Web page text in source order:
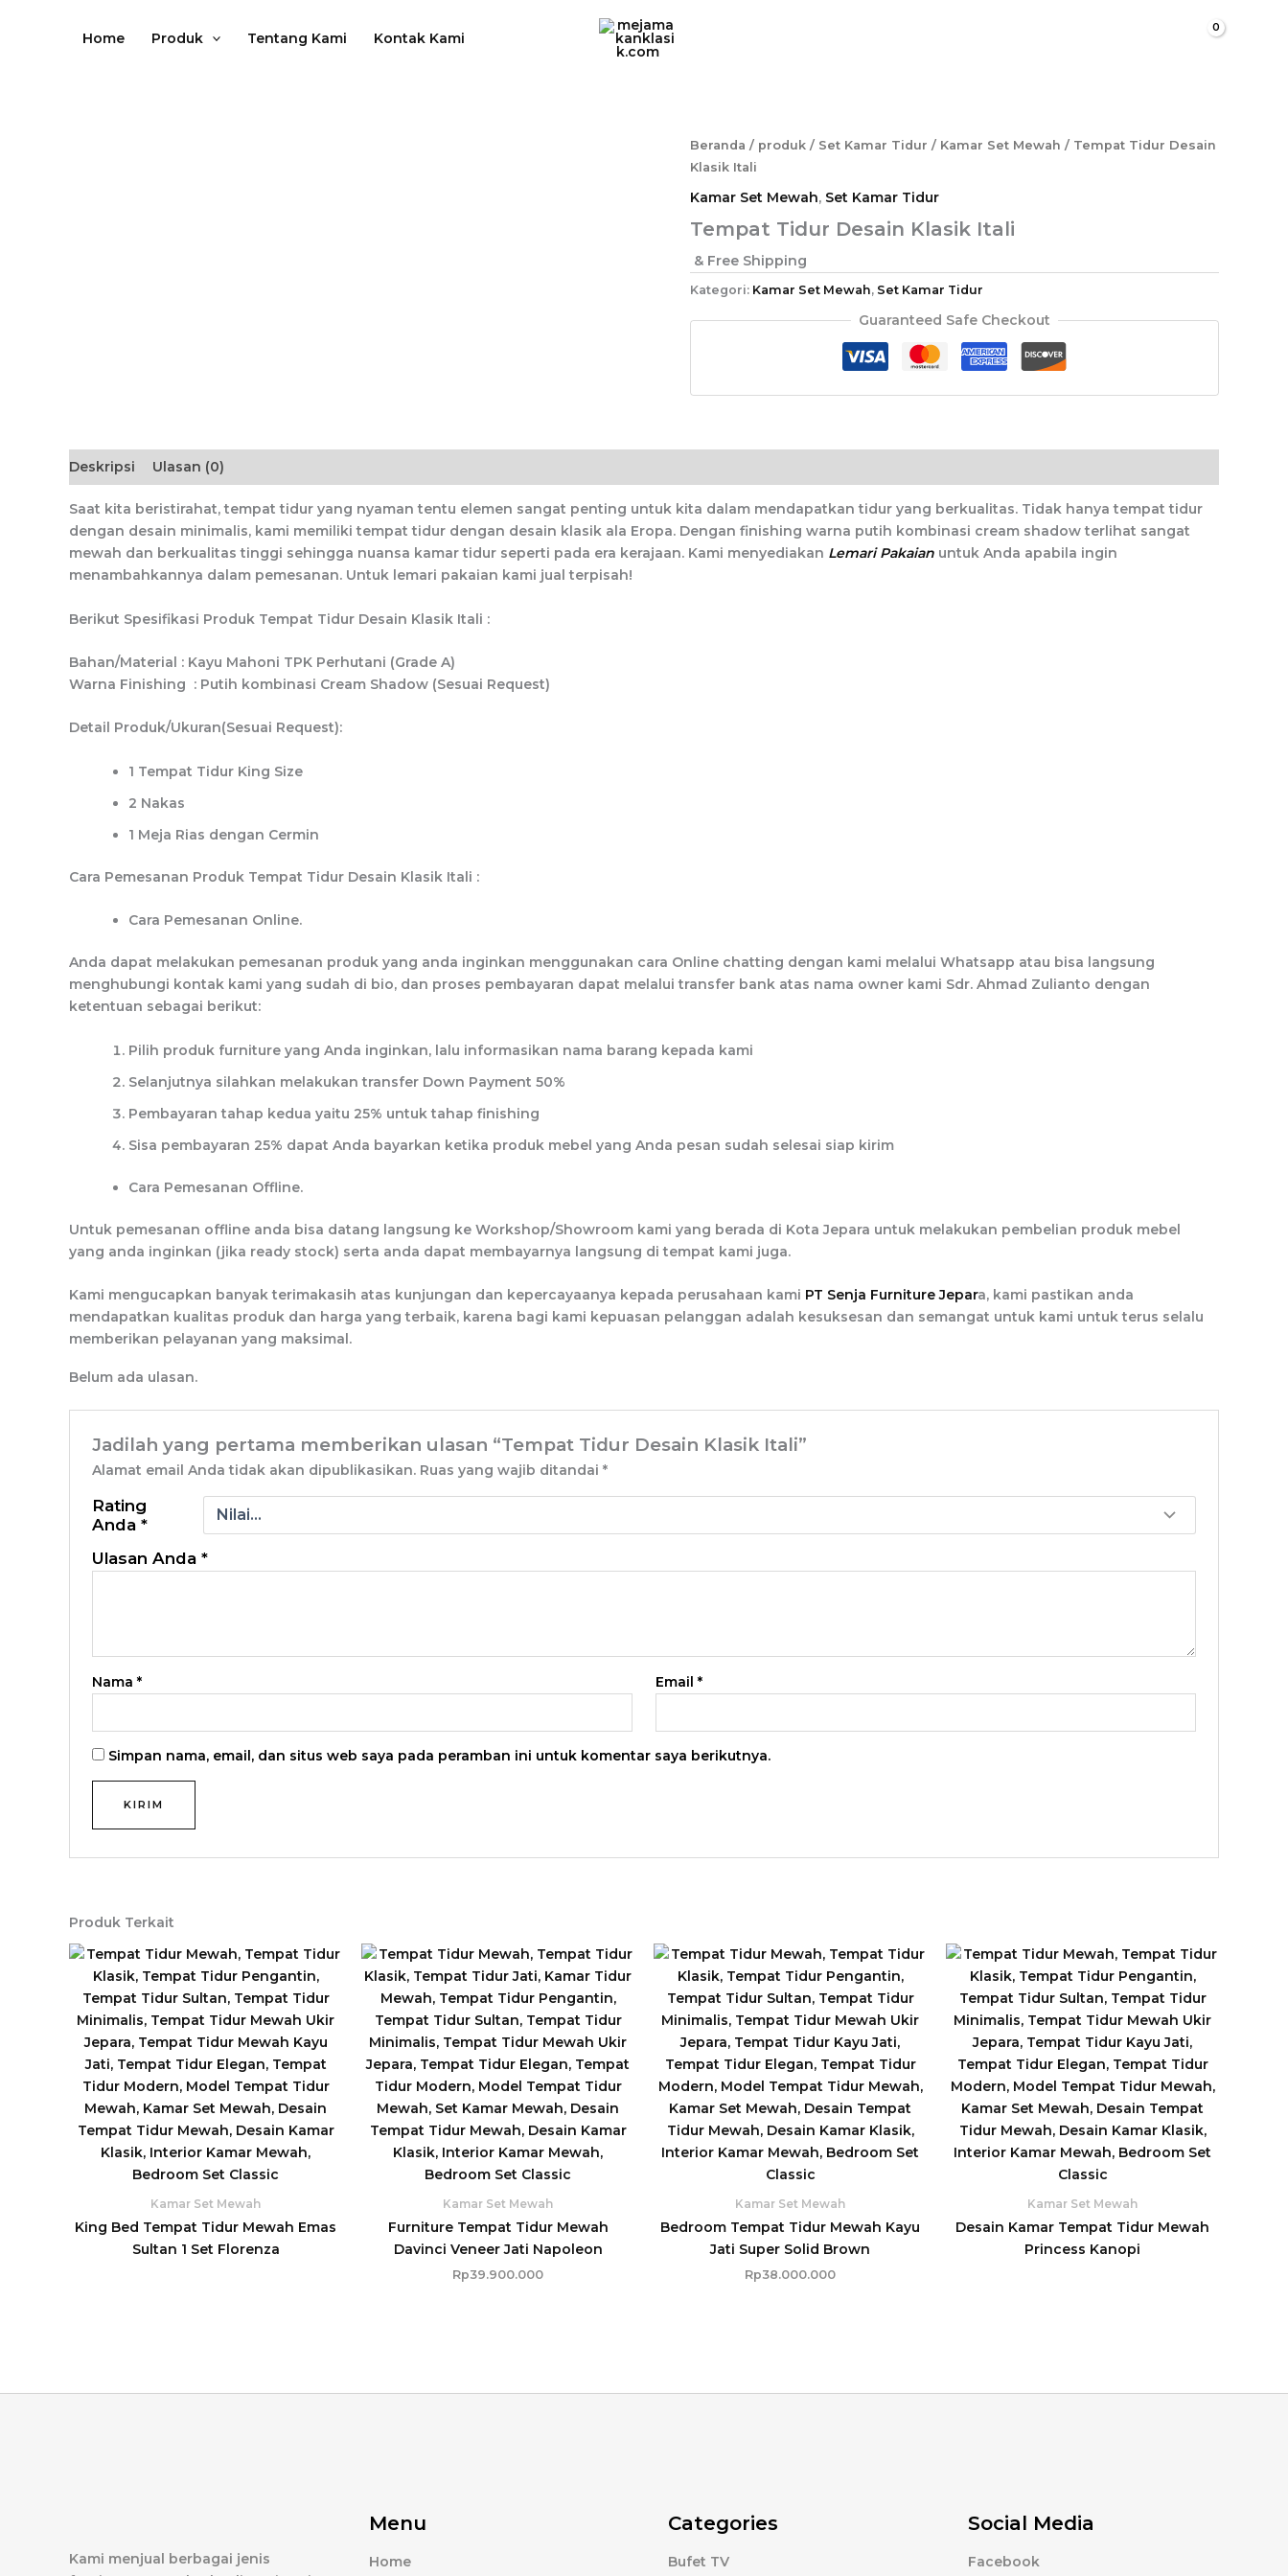
Home Produk Tentang Kami Kontak Kami
Beranda / produk / Set Kamar Tidur / Kamar Set Mewah / Tempat Tidur Desain
Klasik Itali
Kamar Set Mewah, Set Kamar Tidur
Tempat Tidur Desain Klasik Itali
& Free Shipping
Kategori: Kamar Set Mewah, Set Kamar Tidur
Guaranteed Safe Checkout
Deskripsi Ulasan (0)
Saat kita beristirahat, tempat tidur yang nyaman tentu elemen sangat penting untuk kita dalam mendapatkan tidur yang berkualitas. Tidak hanya tempat tidur
dengan desain minimalis, kami memiliki tempat tidur dengan desain klasik ala Eropa. Dengan finishing warna putih kombinasi cream shadow terlihat sangat
mewah dan berkualitas tinggi sehingga nuansa kamar tidur seperti pada era kerajaan. Kami menyediakan Lemari Pakaian untuk Anda apabila ingin
menambahkannya dalam pemesanan. Untuk lemari pakaian kami jual terpisah!
Berikut Spesifikasi Produk Tempat Tidur Desain Klasik Itali :
Bahan/Material : Kayu Mahoni TPK Perhutani (Grade A)
Warna Finishing : Putih kombinasi Cream Shadow (Sesuai Request)
Detail Produk/Ukuran(Sesuai Request):
1 Tempat Tidur King Size
2 Nakas
1 Meja Rias dengan Cermin
Cara Pemesanan Produk Tempat Tidur Desain Klasik Itali :
Cara Pemesanan Online.
Anda dapat melakukan pemesanan produk yang anda inginkan menggunakan cara Online chatting dengan kami melalui Whatsapp atau bisa langsung
menghubungi kontak kami yang sudah di bio, dan proses pembayaran dapat melalui transfer bank atas nama owner kami Sdr. Ahmad Zulianto dengan
ketentuan sebagai berikut:
Pilih produk furniture yang Anda inginkan, lalu informasikan nama barang kepada kami
Selanjutnya silahkan melakukan transfer Down Payment 50%
Pembayaran tahap kedua yaitu 25% untuk tahap finishing
Sisa pembayaran 25% dapat Anda bayarkan ketika produk mebel yang Anda pesan sudah selesai siap kirim
Cara Pemesanan Offline.
Untuk pemesanan offline anda bisa datang langsung ke Workshop/Showroom kami yang berada di Kota Jepara untuk melakukan pembelian produk mebel
yang anda inginkan (jika ready stock) serta anda dapat membayarnya langsung di tempat kami juga.
Kami mengucapkan banyak terimakasih atas kunjungan dan kepercayaanya kepada perusahaan kami PT Senja Furniture Jepara, kami pastikan anda
mendapatkan kualitas produk dan harga yang terbaik, karena bagi kami kepuasan pelanggan adalah kesuksesan dan semangat untuk kami untuk terus selalu
memberikan pelayanan yang maksimal.
Belum ada ulasan.
Jadilah yang pertama memberikan ulasan “Tempat Tidur Desain Klasik Itali”
Alamat email Anda tidak akan dipublikasikan. Ruas yang wajib ditandai*
Rating
Anda*
Ulasan Anda*
Nama* Email *
Simpan nama, email, dan situs web saya pada peramban ini untuk komentar saya berikutnya.
Produk Terkait
Kamar Set Mewah
King Bed Tempat Tidur Mewah Emas
Sultan 1 Set Florenza
Kamar Set Mewah
Furniture Tempat Tidur Mewah
Davinci Veneer Jati Napoleon
Rp39.900.000
Kamar Set Mewah
Bedroom Tempat Tidur Mewah Kayu
Jati Super Solid Brown
Rp38.000.000
Kamar Set Mewah
Desain Kamar Tempat Tidur Mewah
Princess Kanopi
Kami menjual berbagai jenis
Menu
Home
Categories
Bufet TV
Social Media
Facebook